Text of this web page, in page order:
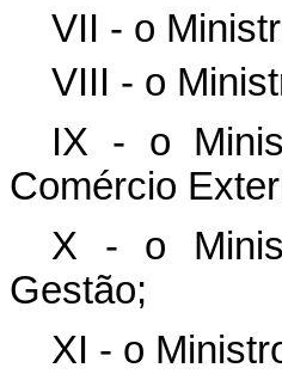
VII - o
VIII - o
IX - o
Comércio
X - o
Gestão;
XI - o